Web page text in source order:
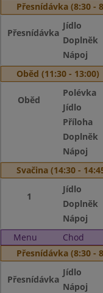
Přesnídávka (8:30 -
Přesnídávka
Jídlo
Doplněk
Nápoj
Oběd (11:30 - 13:00)
Oběd
Polévka
Jídlo
Příloha
Doplněk
Nápoj
Svačina (14:30 -
1
Jídlo
Doplněk
Nápoj
Menu
Chod
Přesnídávka (8:30 -
Přesnídávka
Jídlo
Nápoj